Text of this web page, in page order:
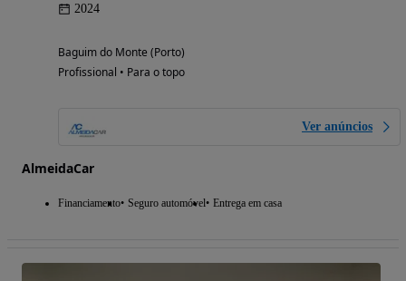
2024
Baguim do Monte (Porto)
Profissional • Para o topo
Ver anúncios
AlmeidaCar
Financiamento Seguro automóvel Entrega em casa